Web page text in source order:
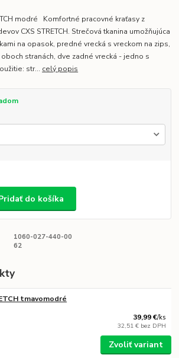
modré Komfortné pracovné kraťasy z
CXS STRETCH. Strečová tkanina umožňujúca
na opasok, predné vrecká s vreckom na zips,
stranách, dve zadné vrecká - jedno s
str... celý popis
do košíka
1060-027-440-00
62
tmavomodré
39,99 €/ks
32,51 € bez DPH
Zvoliť variant